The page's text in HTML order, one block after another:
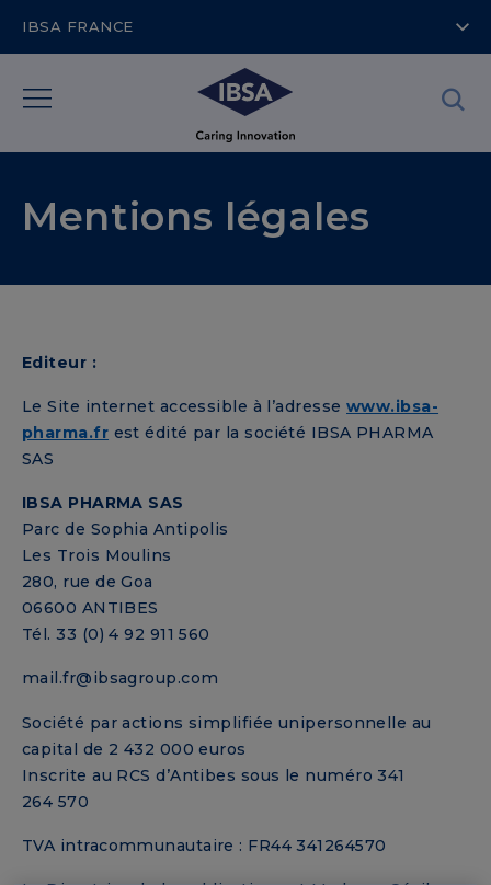
IBSA FRANCE
Mentions légales
Editeur :
Le Site internet accessible à l’adresse www.ibsa-
pharma.fr est édité par la société IBSA PHARMA
SAS
IBSA PHARMA SAS
Parc de Sophia Antipolis
Les Trois Moulins
280, rue de Goa
06600 ANTIBES
Tél. 33 (0) 4 92 911 560
mail.fr@ibsagroup.com
Société par actions simplifiée unipersonnelle au
capital de 2 432 000 euros
Inscrite au RCS d’Antibes sous le numéro 341
264 570
TVA intracommunautaire : FR44 341264570